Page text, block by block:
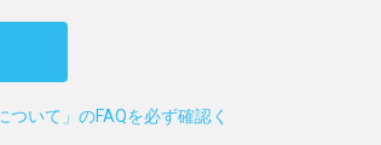
いて」のFAQを必ず確認く